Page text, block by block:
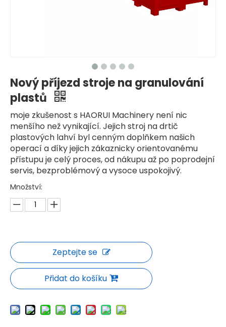
Nový příjezd stroje na granulování
plastů
moje zkušenost s HAORUI Machinery není nic
menšího než vynikající. Jejich stroj na drtič
plastových lahví byl cenným doplňkem našich
operací a díky jejich zákaznicky orientovanému
přístupu je celý proces, od nákupu až po poprodejní
servis, bezproblémový a vysoce uspokojivý.
Množství:
Zeptejte se
Přidat do košíku